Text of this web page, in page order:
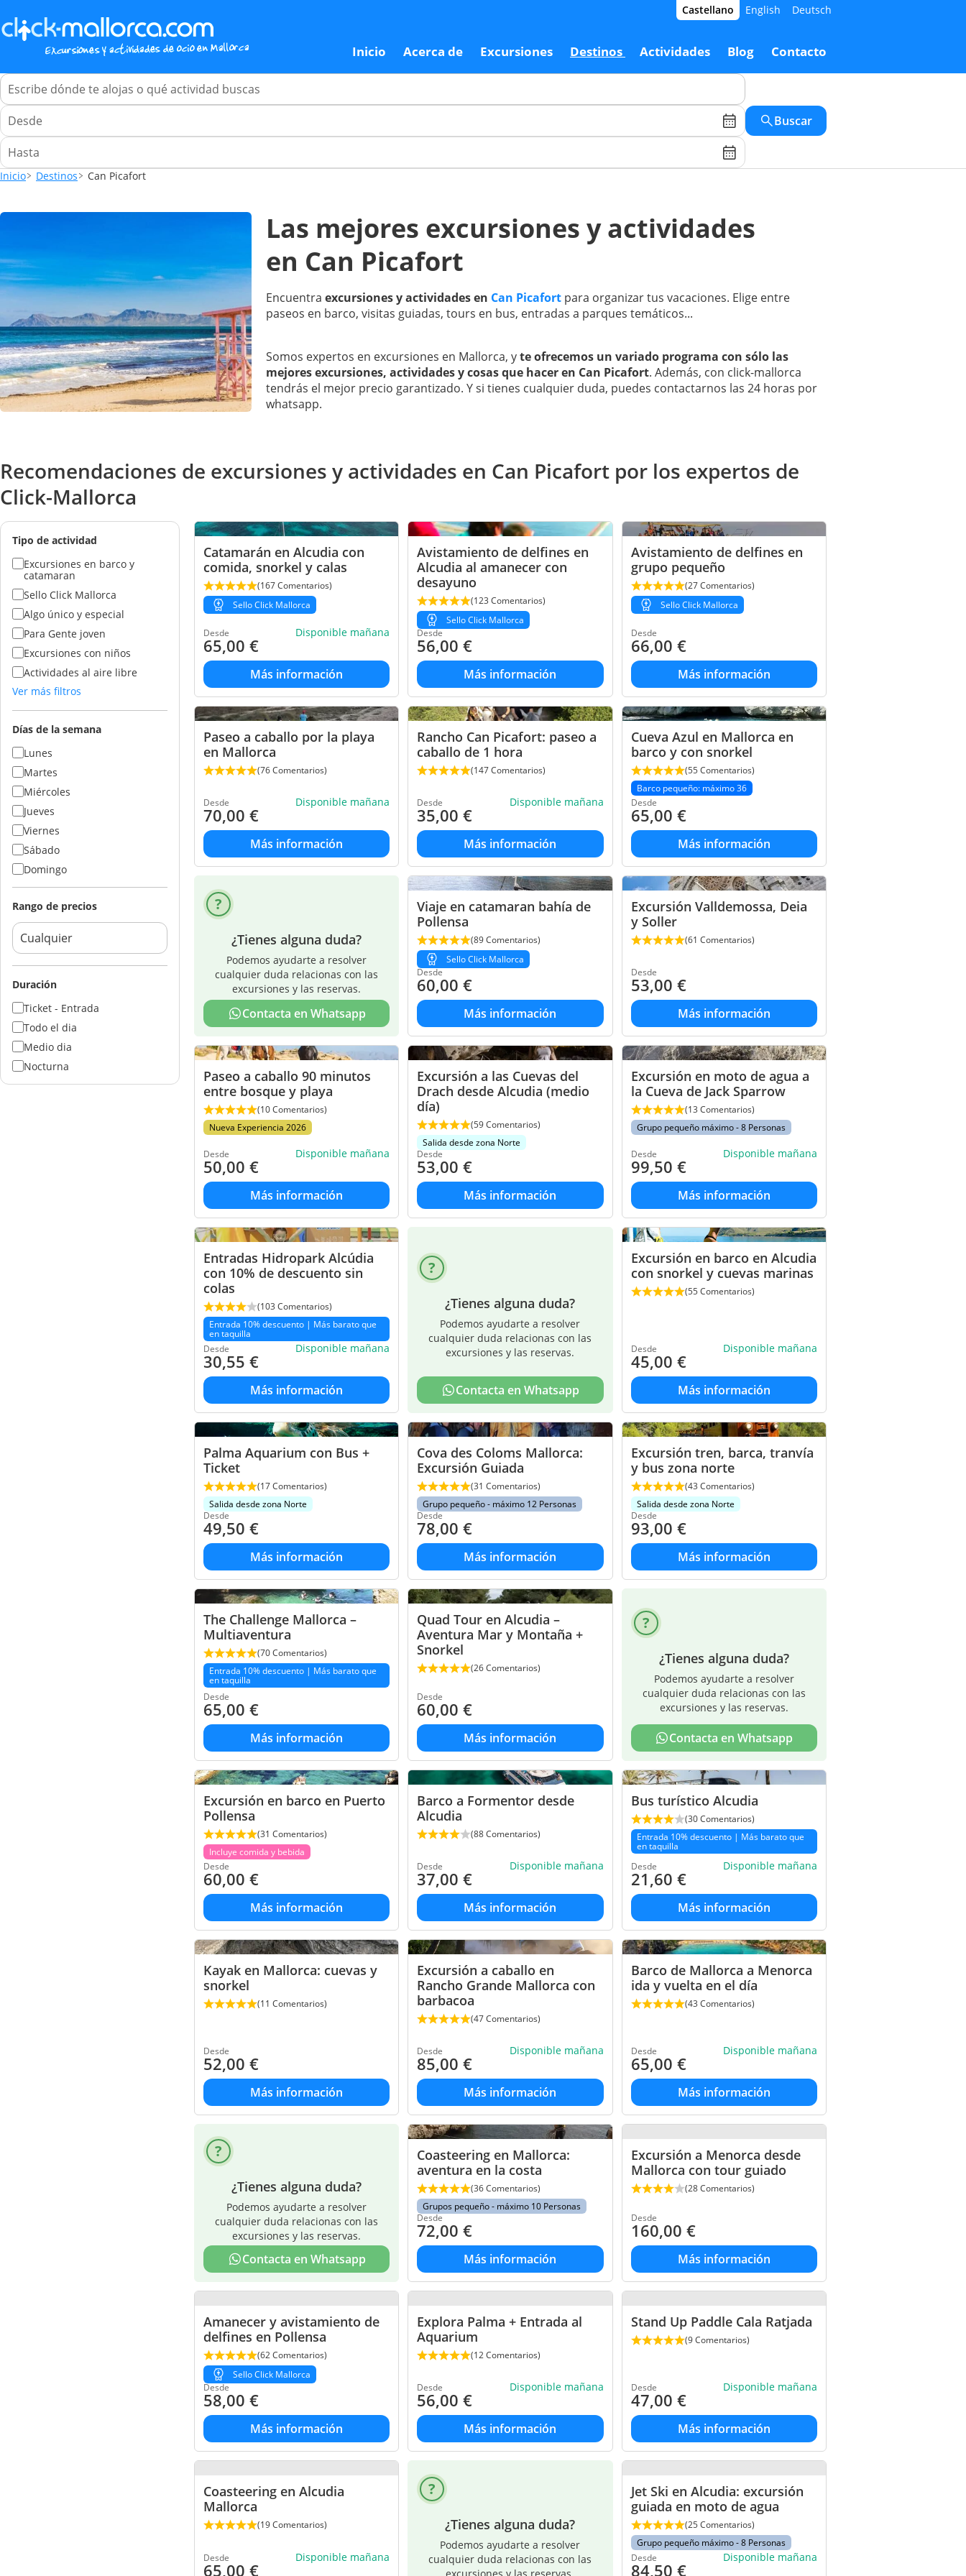
Inicio Acerca de Excursiones Destinos Actividades Blog Contacto
Castellano English Deutsch
Buscar
Inicio Destinos Can Picafort
Las mejores excursiones y actividades
en Can Picafort
Encuentra excursiones y actividades en Can Picafort para organizar tus vacaciones. Elige entre
paseos en barco, visitas guiadas, tours en bus, entradas a parques temáticos...
Somos expertos en excursiones en Mallorca, yte ofrecemos un variado programa con sólo las
mejores excursiones, actividades y cosas que hacer en Can Picafort. Además, con click-mallorca
tendrás el mejor precio garantizado. Y si tienes cualquier duda, puedes contactarnos las 24 horas por
whatsapp.
Recomendaciones de excursiones y actividades en Can Picafort por los expertos de
Click-Mallorca
Tipo de actividad
Excursiones en barco y
catamaran
Sello Click Mallorca
Algo único y especial
Para Gente joven
Excursiones con niños
Actividades al aire libre
Ver más filtros
Días de la semana
Lunes
Martes
Miércoles
Jueves
Viernes
Sábado
Domingo
Rango de precios
Duración
Ticket - Entrada
Todo el dia
Medio dia
Nocturna
Catamarán en Alcudia con
comida, snorkel y calas
(167 Comentarios)
Sello Click Mallorca
Desde
65,00 €
Disponible mañana
Más información
Avistamiento de delfines en
Alcudia al amanecer con
desayuno
(123 Comentarios)
Sello Click Mallorca
Desde
56,00€
Más información
Avistamiento de delfines en
grupo pequeño
(27 Comentarios)
Sello Click Mallorca
Desde
66,00 €
Más información
Paseo a caballo por la playa
en Mallorca
(76 Comentarios)
Desde
70,00 €
Disponible mañana
Más información
Rancho Can Picafort: paseo a
caballo de 1 hora
(147 Comentarios)
Desde
35,00€
Disponible mañana
Más información
Cueva Azul en Mallorca en
barco y con snorkel
(55 Comentarios)
Barco pequeño: máximo 36
Desde
65,00 €
Más información
¿Tienes alguna duda?
Podemos ayudarte a resolver
cualquier duda relacionas con las
excursiones y las reservas.
Contacta en Whatsapp
Viaje en catamaran bahía de
Pollensa
(89 Comentarios)
Sello Click Mallorca
Desde
60,00€
Más información
Excursión Valldemossa, Deia
y Soller
(61 Comentarios)
Desde
53,00 €
Más información
Paseo a caballo 90 minutos
entre bosque y playa
(10 Comentarios)
Nueva Experiencia 2026
Desde
50,00 €
Disponible mañana
Más información
Excursión a las Cuevas del
Drach desde Alcudia (medio
día)
(59 Comentarios)
Salida desde zona Norte
Desde
53,00€
Más información
Excursión en moto de agua a
la Cueva de Jack Sparrow
(13 Comentarios)
Grupo pequeño máximo - 8 Personas
Desde
99,50 €
Disponible mañana
Más información
Entradas Hidropark Alcúdia
con 10% de descuento sin
colas
(103 Comentarios)
Entrada 10% descuento | Más barato que
en taquilla
Desde
30,55 €
Disponible mañana
Más información
¿Tienes alguna duda?
Podemos ayudarte a resolver
cualquier duda relacionas con las
excursiones y las reservas.
Contacta en Whatsapp
Excursión en barco en Alcudia
con snorkel y cuevas marinas
(55 Comentarios)
Desde
45,00 €
Disponible mañana
Más información
Palma Aquarium con Bus +
Ticket
(17 Comentarios)
Salida desde zona Norte
Desde
49,50 €
Más información
Cova des Coloms Mallorca:
Excursión Guiada
(31 Comentarios)
Grupo pequeño - máximo 12 Personas
Desde
78,00€
Más información
Excursión tren, barca, tranvía
y bus zona norte
(43 Comentarios)
Salida desde zona Norte
Desde
93,00 €
Más información
The Challenge Mallorca –
Multiaventura
(70 Comentarios)
Entrada 10% descuento | Más barato que
en taquilla
Desde
65,00 €
Más información
Quad Tour en Alcudia –
Aventura Mar y Montaña +
Snorkel
(26 Comentarios)
Desde
60,00€
Más información
¿Tienes alguna duda?
Podemos ayudarte a resolver
cualquier duda relacionas con las
excursiones y las reservas.
Contacta en Whatsapp
Excursión en barco en Puerto
Pollensa
(31 Comentarios)
Incluye comida y bebida
Desde
60,00 €
Más información
Barco a Formentor desde
Alcudia
(88 Comentarios)
Desde
37,00€
Disponible mañana
Más información
Bus turístico Alcudia
(30 Comentarios)
Entrada 10% descuento | Más barato que
en taquilla
Desde
21,60 €
Disponible mañana
Más información
Kayak en Mallorca: cuevas y
snorkel
(11 Comentarios)
Desde
52,00 €
Más información
Excursión a caballo en
Rancho Grande Mallorca con
barbacoa
(47 Comentarios)
Desde
85,00€
Disponible mañana
Más información
Barco de Mallorca a Menorca
ida y vuelta en el día
(43 Comentarios)
Desde
65,00 €
Disponible mañana
Más información
¿Tienes alguna duda?
Podemos ayudarte a resolver
cualquier duda relacionas con las
excursiones y las reservas.
Contacta en Whatsapp
Coasteering en Mallorca:
aventura en la costa
(36 Comentarios)
Grupos pequeño - máximo 10 Personas
Desde
72,00€
Más información
Excursión a Menorca desde
Mallorca con tour guiado
(28 Comentarios)
Desde
160,00 €
Más información
Amanecer y avistamiento de
delfines en Pollensa
(62 Comentarios)
Sello Click Mallorca
Desde
58,00 €
Más información
Explora Palma + Entrada al
Aquarium
(12 Comentarios)
Desde
56,00€
Disponible mañana
Más información
Stand Up Paddle Cala Ratjada
(9 Comentarios)
Desde
47,00 €
Disponible mañana
Más información
Coasteering en Alcudia
Mallorca
(19 Comentarios)
Desde
65,00 €
Disponible mañana
¿Tienes alguna duda?
Podemos ayudarte a resolver
cualquier duda relacionas con las
Jet Ski en Alcudia: excursión
guiada en moto de agua
(25 Comentarios)
Grupo pequeño máximo - 8 Personas
Desde
84,50 €
Disponible mañana